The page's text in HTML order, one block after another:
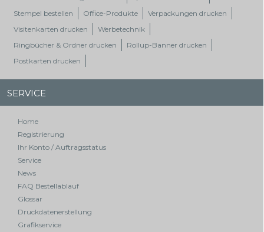
Stempel bestellen
Office-Produkte
Verpackungen drucken
Visitenkarten drucken
Werbetechnik
Ringbücher & Ordner drucken
Rollup-Banner drucken
Postkarten drucken
SERVICE
Home
Registrierung
Ihr Konto / Auftragsstatus
Service
News
FAQ Bestellablauf
Glossar
Druckdatenerstellung
Grafikservice